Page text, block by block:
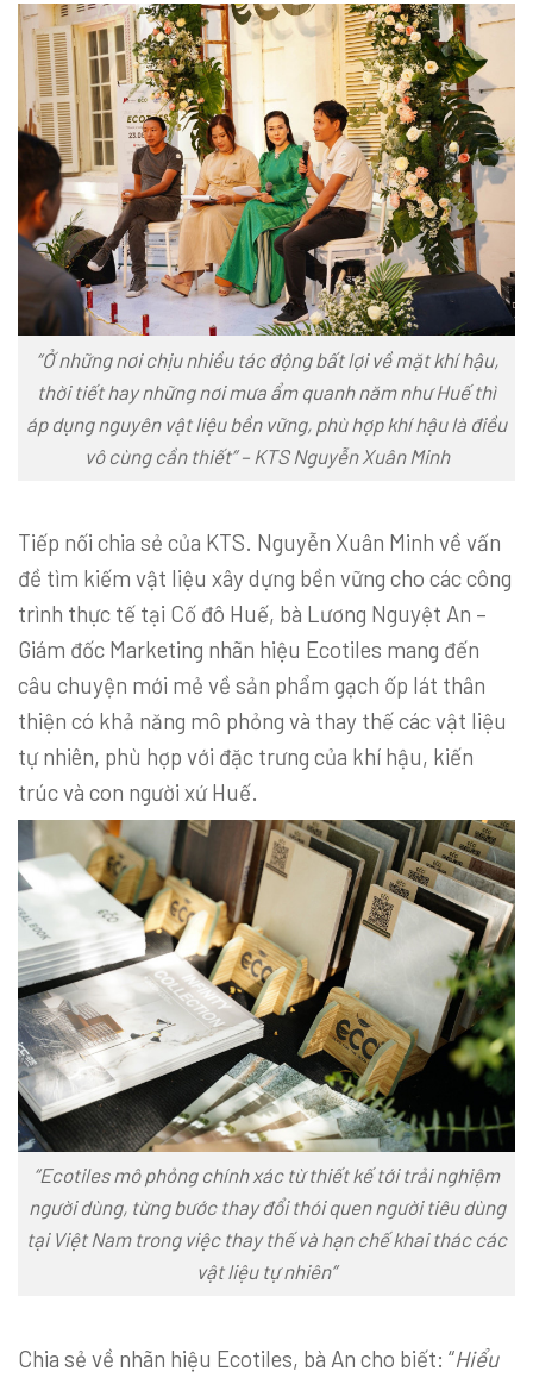
“Ở những nơi chịu nhiều tác động bất lợi về mặt khí hậu,
thời tiết hay những nơi mưa ẩm quanh năm như Huế thì
áp dụng nguyên vật liệu bền vững, phù hợp khí hậu là điều
vô cùng cần thiết” – KTS Nguyễn Xuân Minh
Tiếp nối chia sẻ của KTS. Nguyễn Xuân Minh về vấn
đề tìm kiếm vật liệu xây dựng bền vững cho các công
trình thực tế tại Cố đô Huế, bà Lương Nguyệt An –
Giám đốc Marketing nhãn hiệu Ecotiles mang đến
câu chuyện mới mẻ về sản phẩm gạch ốp lát thân
thiện có khả năng mô phỏng và thay thế các vật liệu
tự nhiên, phù hợp với đặc trưng của khí hậu, kiến
trúc và con người xứ Huế.
“Ecotiles mô phỏng chính xác từ thiết kế tới trải nghiệm
người dùng, từng bước thay đổi thói quen người tiêu dùng
tại Việt Nam trong việc thay thế và hạn chế khai thác các
vật liệu tự nhiên”
Chia sẻ về nhãn hiệu Ecotiles, bà An cho biết: “Hiểu